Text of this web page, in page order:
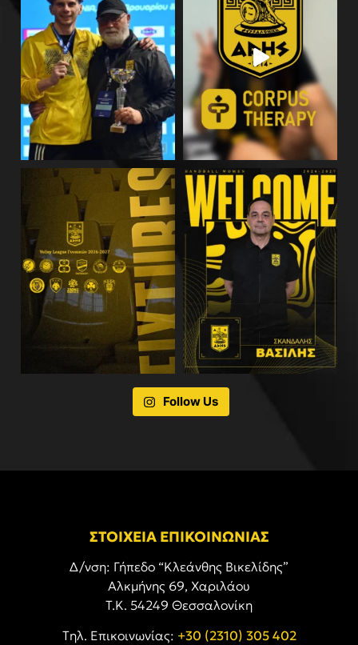
Follow Us
ΣΤΟΙΧΕΙΑ ΕΠΙΚΟΙΝΩΝΙΑΣ
Δ/νση: Γήπεδο “Κλεάνθης Βικελίδης”
Αλκμήνης 69, Χαριλάου
Τ.Κ. 54249 Θεσσαλονίκη
Tηλ. Επικοινωνίας: +30 (2310) 305 402